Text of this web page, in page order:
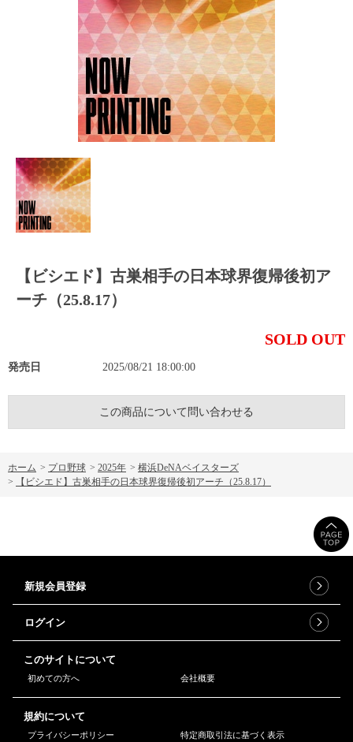
【ビシエド】古巣相手の日本球界復帰後初ア
ーチ（25.8.17）
SOLD OUT
発売日 2025/08/21 18:00:00
この商品について問い合わせる
ホーム > プロ野球 > 2025年 > 横浜DeNAベイスターズ
>
【ビシエド】古巣相手の日本球界復帰後初アーチ（25.8.17）
新規会員登録
ログイン
このサイトについて
初めての方へ 会社概要
規約について
プライバシーポリシー 特定商取引法に基づく表示